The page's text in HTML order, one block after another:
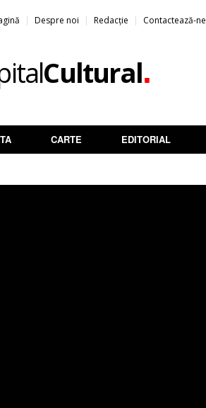
Despre noi Redacție Contactează-ne
Cultural.
CARTE EDITORIAL